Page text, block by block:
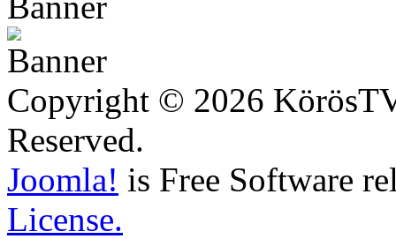
Copyright © 2026
Reserved.
Joomla! is Free Software
License.